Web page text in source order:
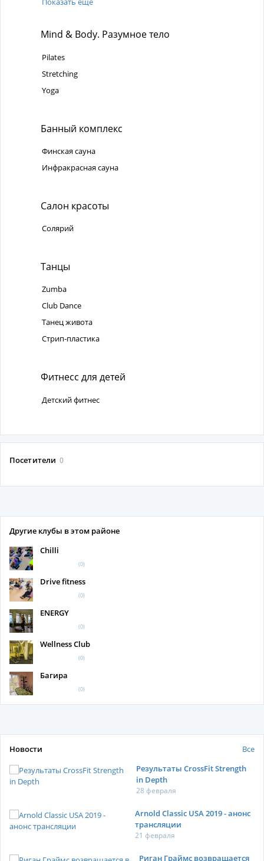
Mind & Body. Разумное тело
Pilates
Stretching
Yoga
Банный комплекс
Финская сауна
Инфракрасная сауна
Салон красоты
Солярий
Танцы
Zumba
Club Dance
Танец живота
Стрип-пластика
Фитнесс для детей
Детский фитнес
Посетители 0
Другие клубы в этом районе
Chilli
(0)
Drive fitness
(0)
ENERGY
(0)
Wellness Club
(0)
Багира
(0)
Новости
Все
Результаты CrossFit Strength
in Depth
28 февраля
Arnold Classic USA 2019 - анонс
трансляции
21 февраля
Риган Граймс возвращается